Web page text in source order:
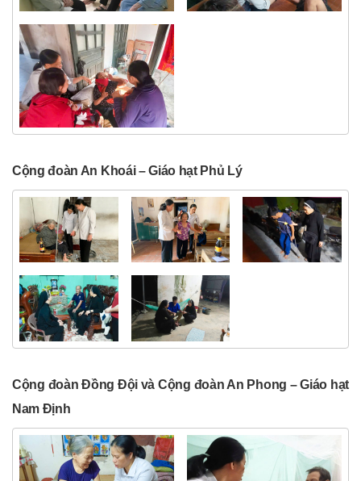
Cộng đoàn An Khoái – Giáo hạt Phủ Lý
Cộng đoàn Đồng Đội và Cộng đoàn An Phong – Giáo hạt
Nam Định